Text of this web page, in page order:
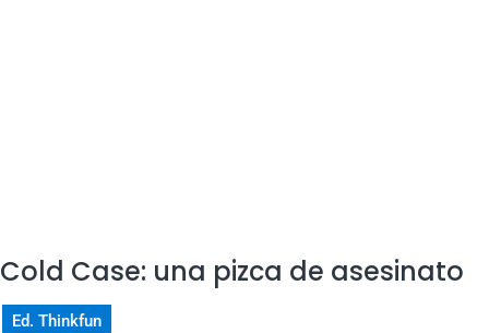
Cold Case: una pizca de asesinato
Ed. Thinkfun